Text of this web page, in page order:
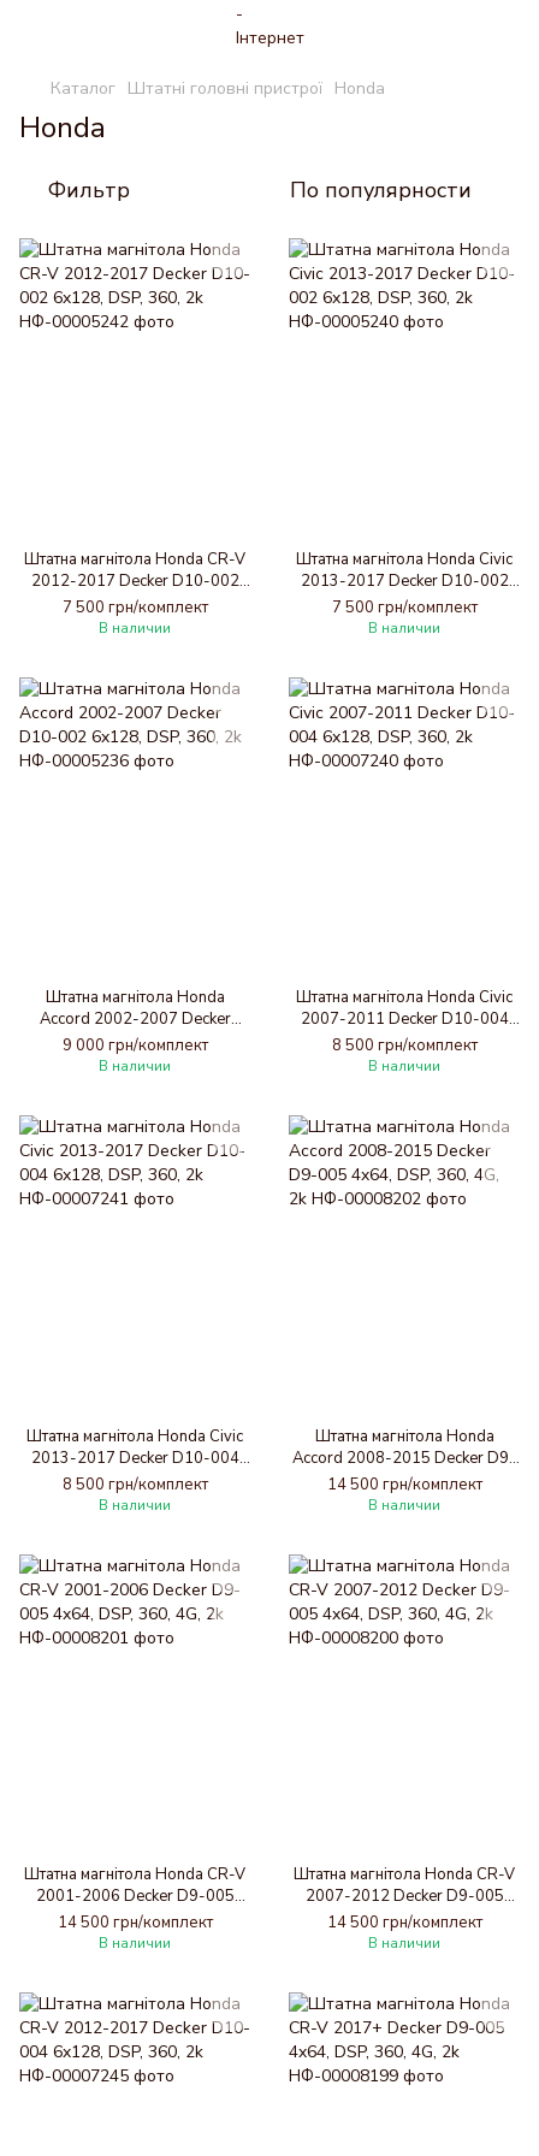
Каталог Штатні головні пристрої Honda
Honda
Фильтр По популярности
Штатна магнітола Honda CR-V
2012-2017 Decker D10-002
6x128, DSP, 360, 2k
7 500 грн/комплект
В наличии
Штатна магнітола Honda Civic
2013-2017 Decker D10-002
6x128, DSP, 360, 2k
7 500 грн/комплект
В наличии
Штатна магнітола Honda
Accord 2002-2007 Decker
D10-002 6x128, DSP, 360, 2k
9 000 грн/комплект
В наличии
Штатна магнітола Honda Civic
2007-2011 Decker D10-004
6x128, DSP, 360, 2k
8 500 грн/комплект
В наличии
Штатна магнітола Honda Civic
2013-2017 Decker D10-004
6x128, DSP, 360, 2k
8 500 грн/комплект
В наличии
Штатна магнітола Honda
Accord 2008-2015 Decker D9-
005 4x64, DSP, 360, 4G, 2k
14 500 грн/комплект
В наличии
Штатна магнітола Honda CR-V
2001-2006 Decker D9-005
4x64, DSP, 360, 4G, 2k
14 500 грн/комплект
В наличии
Штатна магнітола Honda CR-V
2007-2012 Decker D9-005
4x64, DSP, 360, 4G, 2k
14 500 грн/комплект
В наличии